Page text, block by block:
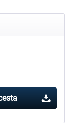
Global Real